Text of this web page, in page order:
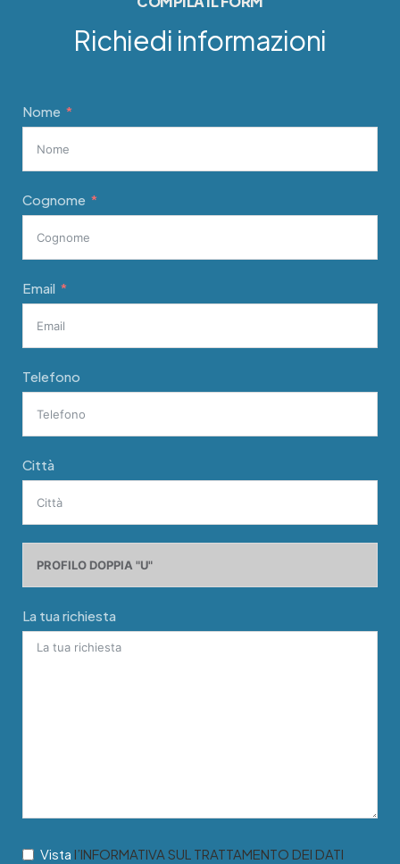
Richiedi informazioni
Nome
Cognome
Email
Telefono
Città
La tua richiesta
Vista l’INFORMATIVA SUL TRATTAMENTO DEI DATI